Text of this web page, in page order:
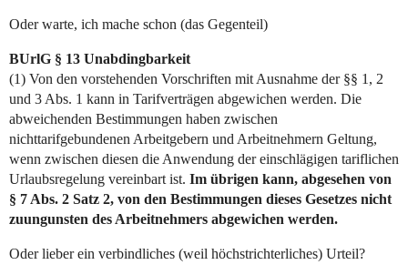
Oder warte, ich mache schon (das Gegenteil)
BUrlG § 13 Unabdingbarkeit
(1) Von den vorstehenden Vorschriften mit Ausnahme der §§ 1, 2
und 3 Abs. 1 kann in Tarifverträgen abgewichen werden. Die
abweichenden Bestimmungen haben zwischen
nichttarifgebundenen Arbeitgebern und Arbeitnehmern Geltung,
wenn zwischen diesen die Anwendung der einschlägigen tariflichen
Urlaubsregelung vereinbart ist. Im übrigen kann, abgesehen von
§ 7 Abs. 2 Satz 2, von den Bestimmungen dieses Gesetzes nicht
zuungunsten des Arbeitnehmers abgewichen werden.
Oder lieber ein verbindliches (weil höchstrichterliches) Urteil?